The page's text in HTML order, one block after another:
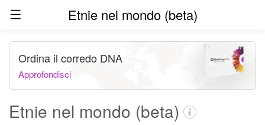
Etnie nel mondo (beta)
Etnie nel mondo (beta)
Ordina il corredo DNA
Approfondisci